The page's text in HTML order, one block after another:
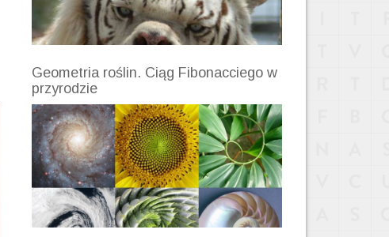
Geometria roślin. Ciąg Fibonacciego w
przyrodzie